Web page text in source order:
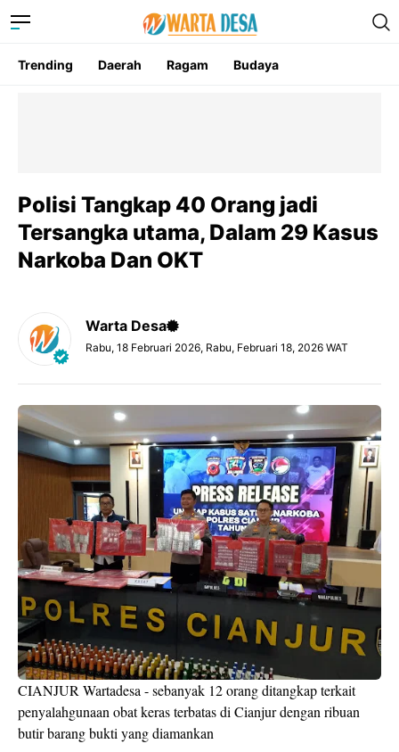
Trending Daerah Ragam Budaya
Polisi Tangkap 40 Orang jadi
Tersangka utama, Dalam 29 Kasus
Narkoba Dan OKT
Warta Desa
Rabu, 18 Februari 2026, Rabu, Februari 18, 2026 WAT
CIANJUR Wartadesa - sebanyak 12 orang ditangkap terkait
penyalahgunaan obat keras terbatas di Cianjur dengan ribuan
butir barang bukti yang diamankan